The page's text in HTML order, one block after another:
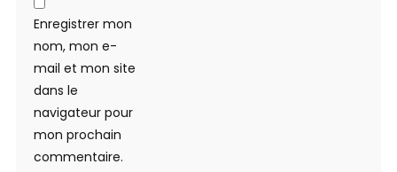
Enregistrer mon
nom, mon e-
mail et mon site
dans le
navigateur pour
mon prochain
commentaire.